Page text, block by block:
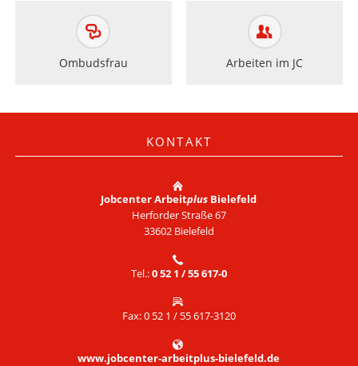
Ombudsfrau Arbeiten im JC
KONTAKT
Jobcenter Arbeitplus Bielefeld
Herforder Straße 67
33602 Bielefeld
Tel.:0 52 1 / 55 617-0
Fax: 0 52 1 / 55 617-3120
www.jobcenter-arbeitplus-bielefeld.de